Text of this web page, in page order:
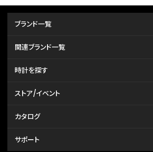
ブランド一覧
関連ブランド一覧
時計を探す
ストア/イベント
カタログ
サポート